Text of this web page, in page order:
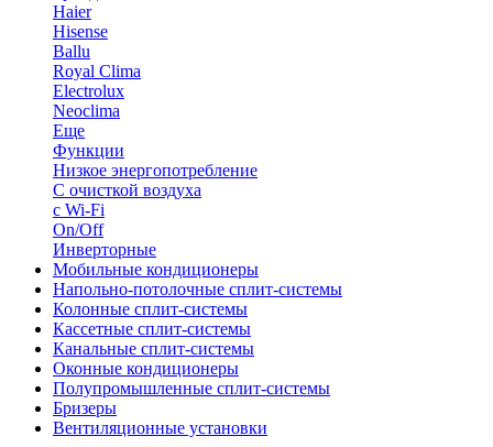
Haier
Hisense
Ballu
Royal Clima
Electrolux
Neoclima
Еще
Функции
Низкое энергопотребление
С очисткой воздуха
с Wi-Fi
On/Off
Инверторные
Мобильные кондиционеры
Напольно-потолоч​ные ​сплит-системы
Колонные ​​сплит-системы
Кассетные сплит-системы
Канальные сплит-системы
Оконные кондиционеры
Полупромышленные сплит-системы
Бризеры
Вентиляционные установки